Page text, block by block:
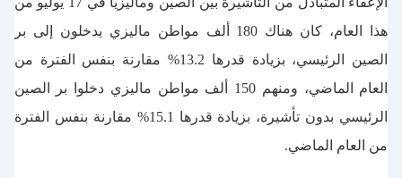
هذا العام، كان هناك 180 ألف مواطن ماليزي يدخلون إلى بر
الصين الرئيسي، بزيادة قدرها 13.2% مقارنة بنفس الفترة من
العام الماضي، ومنهم 150 ألف مواطن ماليزي دخلوا بر الصين
الرئيسي بدون تأشيرة، بزيادة قدرها 15.1% مقارنة بنفس الفترة
من العام الماضي.